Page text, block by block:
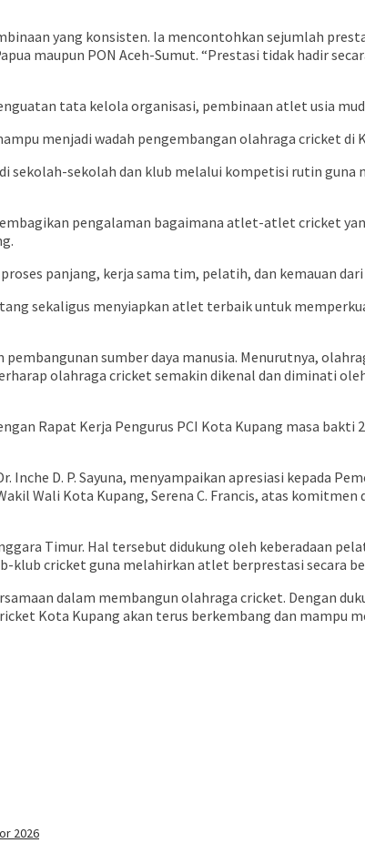
yang konsisten. Ia mencontohkan sejumlah
maupun PON Aceh-Sumut. “Prestasi tidak hadir
tata kelola organisasi, pembinaan atlet usia
menjadi wadah pengembangan olahraga cricket di
sekolah-sekolah dan klub melalui kompetisi rutin
pengalaman bagaimana atlet-atlet cricket
panjang, kerja sama tim, pelatih, dan kemauan
sekaligus menyiapkan atlet terbaik untuk
sumber daya manusia. Menurutnya,
olahraga cricket semakin dikenal dan diminati
Rapat Kerja Pengurus PCI Kota Kupang masa bakti
D. P. Sayuna, menyampaikan apresiasi kepada
Wali Kota Kupang, Serena C. Francis, atas komitmen
Timur. Hal tersebut didukung oleh keberadaan
klub cricket guna melahirkan atlet berprestasi secara
dalam membangun olahraga cricket. Dengan
Kota Kupang akan terus berkembang dan mampu
2026